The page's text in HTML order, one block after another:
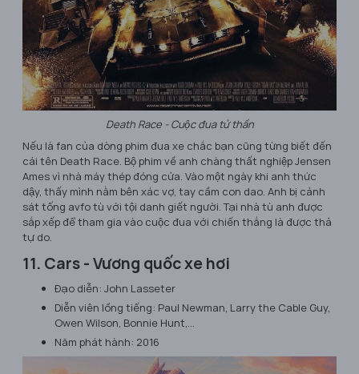
Death Race - Cuộc đua tử thần
Nếu là fan của dòng phim đua xe chắc bạn cũng từng biết đến
cái tên Death Race. Bộ phim về anh chàng thất nghiệp Jensen
Ames vì nhà máy thép đóng cửa. Vào một ngày khi anh thức
dậy, thấy mình nằm bên xác vợ, tay cầm con dao. Anh bị cảnh
sát tống avfo tù với tội danh giết người. Tại nhà tù anh được
sắp xếp để tham gia vào cuộc đua với chiến thắng là được thả
tự do.
11. Cars - Vương quốc xe hơi
Đạo diễn: John Lasseter
Diễn viên lồng tiếng: Paul Newman, Larry the Cable Guy,
Owen Wilson, Bonnie Hunt,…
Năm phát hành: 2016